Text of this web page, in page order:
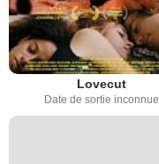
Lovecut
Date de sortie inconnue